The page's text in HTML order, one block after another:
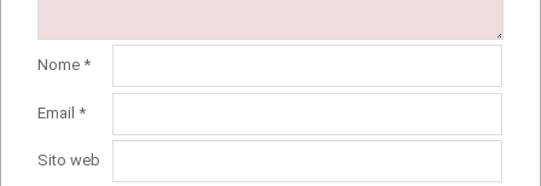
Nome *
Email *
Sito web